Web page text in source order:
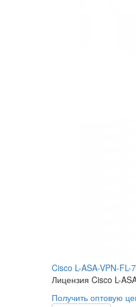
Cisco L-ASA-VPN-FL-
Лицензия Cisco L-
Получить оптовую